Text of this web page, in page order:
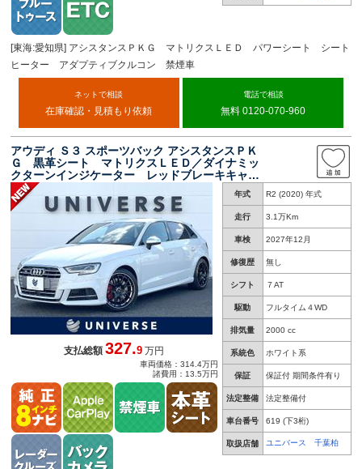
[東海:愛知県] アシスタンスＰＫＧ マトリクスＬＥＤ パワーシート シート
ヒーター アダプティブクルコン 禁煙車
ネットで相談
在庫確認・見積もり依頼
電話で相談
無料 0120-070-960
アウディ Ｓ３ スポーツバック アシスタンスＰＫ
Ｇ 黒革シート マトリクスＬＥＤ／ダイナミッ
クターンインジケーター レッドブレーキキャリ
パー プライバシーガラス バーチャルコックピ
ット フルセグ パワーシート シートヒータ
ー 禁煙車
年式 R2 (2020) 年式
走行 3.1万Km
車検 2027年12月
修復歴 無し
シフト ７AT
駆動 フルタイム４WD
排気量 2000 cc
系統色 ホワイト系
保証 保証付 期間条件有り
法定整備 法定整備付
車台番号 619 (下3桁)
取扱店舗 ユニバース 千葉柏
支払総額327.9 万円
車両価格：314.4万円
諸費用：13.5万円